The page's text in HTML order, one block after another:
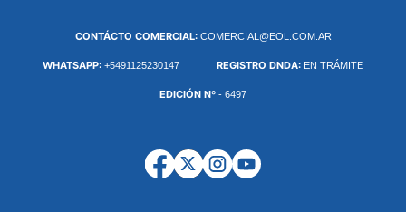
CONTÁCTO COMERCIAL: COMERCIAL@EOL.COM.AR
WHATSAPP: +5491125230147 REGISTRO DNDA: EN TRÁMITE
EDICIÓN Nº - 6497